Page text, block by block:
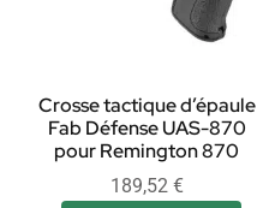
Crosse tactique d’épaule
Fab Défense UAS-870
pour Remington 870
189,52 €